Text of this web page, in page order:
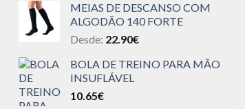
MEIAS DE DESCANSO COM
ALGODÃO 140 FORTE
Desde: 22.90€
BOLA DE TREINO PARA MÃO
INSUFLÁVEL
10.65€